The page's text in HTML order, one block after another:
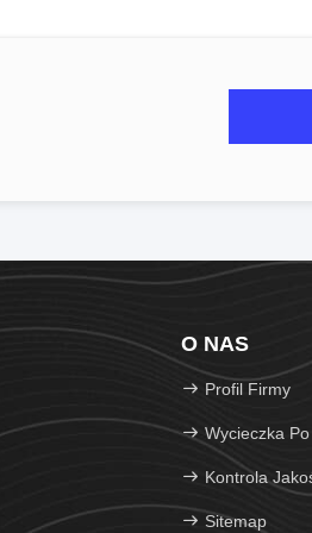
O NAS
Profil Firmy
Wycieczka
Kontrola
Sitemap